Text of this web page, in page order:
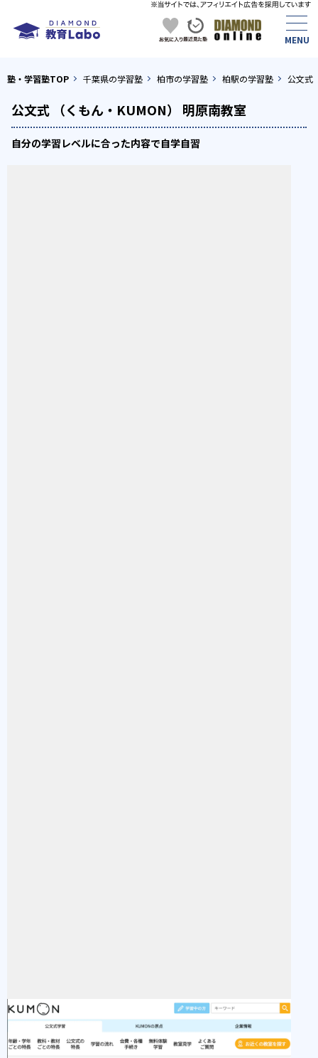
塾・学習塾TOP 千葉県の学習塾 柏市の学習塾 柏駅の学習塾 公文式
公文式 （くもん・KUMON） 明原南教室
自分の学習レベルに合った内容で自学自習